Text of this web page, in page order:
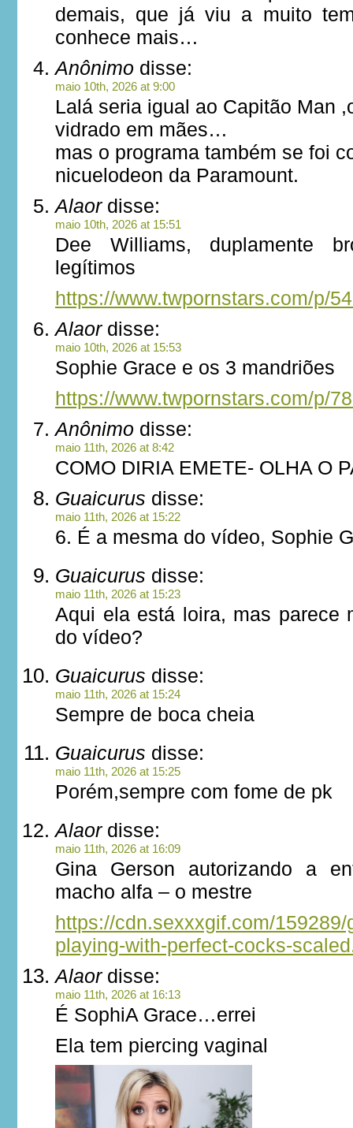
demais, que já viu a muito
conhece mais…
Anônimo disse:
maio 10th, 2026 at 9:00
Lalá seria igual ao Capitão Man
vidrado em mães…
mas o programa também se foi
nicuelodeon da Paramount.
Alaordisse:
maio 10th, 2026 at 15:51
Dee Williams, duplamente
legítimos
https://www.twpornstars.com/p/
Alaordisse:
maio 10th, 2026 at 15:53
Sophie Grace e os 3 mandriões
https://www.twpornstars.com/p/
Anônimo disse:
maio 11th, 2026 at 8:42
COMO DIRIA EMETE- OLHA O
Guaicurus disse:
maio 11th, 2026 at 15:22
6. É a mesma do vídeo, Sophie
Guaicurus disse:
maio 11th, 2026 at 15:23
Aqui ela está loira, mas parece
do vídeo?
Guaicurus disse:
maio 11th, 2026 at 15:24
Sempre de boca cheia
Guaicurus disse:
maio 11th, 2026 at 15:25
Porém,sempre com fome de pk
Alaordisse:
maio 11th, 2026 at 16:09
Gina Gerson autorizando a
macho alfa – o mestre
https://cdn.sexxxgif.com/159289/
playing-with-perfect-cocks-
Alaordisse:
maio 11th, 2026 at 16:13
É SophiA Grace…errei
Ela tem piercing vaginal